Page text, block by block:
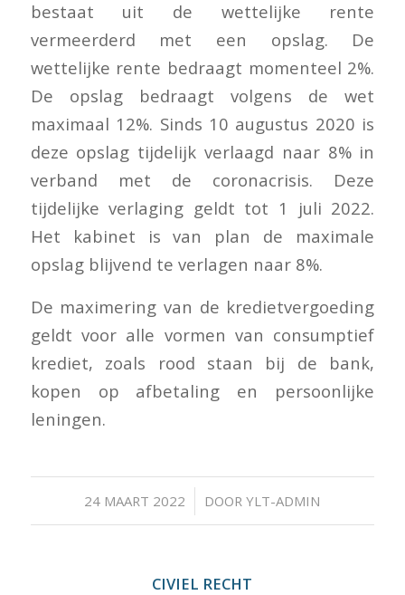
bestaat uit de wettelijke rente
vermeerderd met een opslag. De
wettelijke rente bedraagt momenteel 2%.
De opslag bedraagt volgens de wet
maximaal 12%. Sinds 10 augustus 2020 is
deze opslag tijdelijk verlaagd naar 8% in
verband met de coronacrisis. Deze
tijdelijke verlaging geldt tot 1 juli 2022.
Het kabinet is van plan de maximale
opslag blijvend te verlagen naar 8%.
De maximering van de kredietvergoeding
geldt voor alle vormen van consumptief
krediet, zoals rood staan bij de bank,
kopen op afbetaling en persoonlijke
leningen.
24 MAART 2022
/ DOORYLT-ADMIN
CIVIEL RECHT